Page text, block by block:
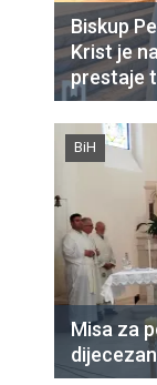
Biskup
Krist je
prestaje
BiH
Misa za